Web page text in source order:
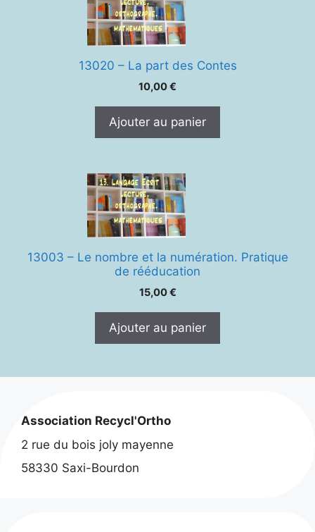
13020 – La part des Contes
10,00€
Ajouter au panier
13003 – Le nombre et la numération. Pratique
de rééducation
15,00€
Ajouter au panier
Association Recycl'Ortho
2 rue du bois joly mayenne
58330 Saxi-Bourdon